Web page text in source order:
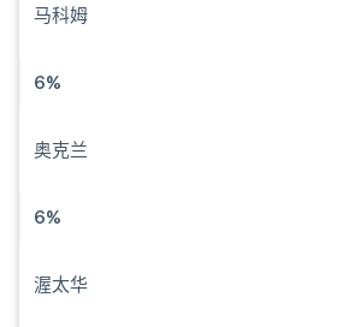
马科姆
6%
奥克兰
6%
渥太华